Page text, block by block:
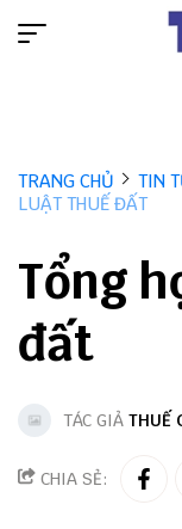
TRANG CHỦ TIN
LUẬT THUẾ ĐẤT
Tổng
đất
TÁC GIẢ THUẾ
CHIA SẺ: